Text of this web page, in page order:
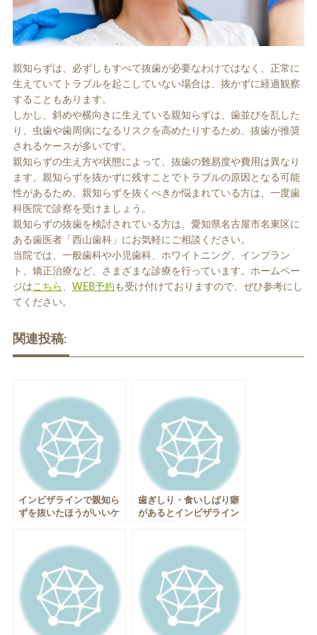
親知らずは、必ずしもすべて抜歯が必要なわけではなく、正常に
生えていてトラブルを起こしていない場合は、抜かずに経過観察
することもあります。
しかし、斜めや横向きに生えている親知らずは、歯並びを乱した
り、虫歯や歯周病になるリスクを高めたりするため、抜歯が推奨
されるケースが多いです。
親知らずの生え方や状態によって、抜歯の難易度や費用は異なり
ます。親知らずを抜かずに残すことでトラブルの原因となる可能
性があるため、親知らずを抜くべきか悩まれている方は、一度歯
科医院で診察を受けましょう。
親知らずの抜歯を検討されている方は、愛知県名古屋市名東区に
ある歯医者「西山歯科」にお気軽にご相談ください。
当院では、一般歯科や小児歯科、ホワイトニング、インプラン
ト、矯正治療など、さまざまな診療を行っています。ホームペー
ジはこちら 、 WEB予約 も受け付けておりますので、ぜひ参考にし
てください。
関連投稿:
インビザラインで親知ら
ずを抜いたほうがいいケ
歯ぎしり・食いしばり癖
があるとインビザライン